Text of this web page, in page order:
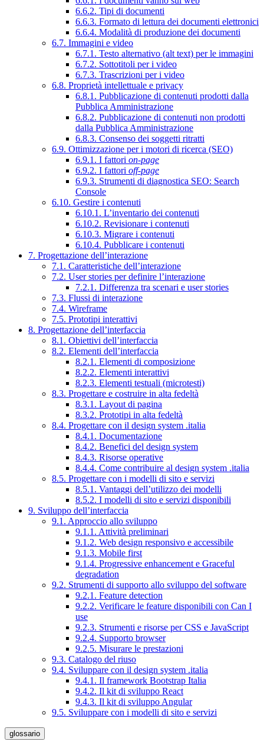
6.6.2. Tipi di documenti
6.6.3. Formato di lettura dei documenti elettronici
6.6.4. Modalità di produzione dei documenti
6.7. Immagini e video
6.7.1. Testo alternativo (alt text) per le immagini
6.7.2. Sottotitoli per i video
6.7.3. Trascrizioni per i video
6.8. Proprietà intellettuale e privacy
6.8.1. Pubblicazione di contenuti prodotti dalla
Pubblica Amministrazione
6.8.2. Pubblicazione di contenuti non prodotti
dalla Pubblica Amministrazione
6.8.3. Consenso dei soggetti ritratti
6.9. Ottimizzazione per i motori di ricerca (SEO)
6.9.1. I fattori on-page
6.9.2. I fattori off-page
6.9.3. Strumenti di diagnostica SEO: Search
Console
6.10. Gestire i contenuti
6.10.1. L’inventario dei contenuti
6.10.2. Revisionare i contenuti
6.10.3. Migrare i contenuti
6.10.4. Pubblicare i contenuti
7. Progettazione dell’interazione
7.1. Caratteristiche dell’interazione
7.2. User stories per definire l’interazione
7.2.1. Differenza tra scenari e user stories
7.3. Flussi di interazione
7.4. Wireframe
7.5. Prototipi interattivi
8. Progettazione dell’interfaccia
8.1. Obiettivi dell’interfaccia
8.2. Elementi dell’interfaccia
8.2.1. Elementi di composizione
8.2.2. Elementi interattivi
8.2.3. Elementi testuali (microtesti)
8.3. Progettare e costruire in alta fedeltà
8.3.1. Layout di pagina
8.3.2. Prototipi in alta fedeltà
8.4. Progettare con il design system .italia
8.4.1. Documentazione
8.4.2. Benefici del design system
8.4.3. Risorse operative
8.4.4. Come contribuire al design system .italia
8.5. Progettare con i modelli di sito e servizi
8.5.1. Vantaggi dell’utilizzo dei modelli
8.5.2. I modelli di sito e servizi disponibili
9. Sviluppo dell’interfaccia
9.1. Approccio allo sviluppo
9.1.1. Attività preliminari
9.1.2. Web design responsivo e accessibile
9.1.3. Mobile first
9.1.4. Progressive enhancement e Graceful
degradation
9.2. Strumenti di supporto allo sviluppo del software
9.2.1. Feature detection
9.2.2. Verificare le feature disponibili con Can I
use
9.2.3. Strumenti e risorse per CSS e JavaScript
9.2.4. Supporto browser
9.2.5. Misurare le prestazioni
9.3. Catalogo del riuso
9.4. Sviluppare con il design system .italia
9.4.1. Il framework Bootstrap Italia
9.4.2. Il kit di sviluppo React
9.4.3. Il kit di sviluppo Angular
9.5. Sviluppare con i modelli di sito e servizi
glossario